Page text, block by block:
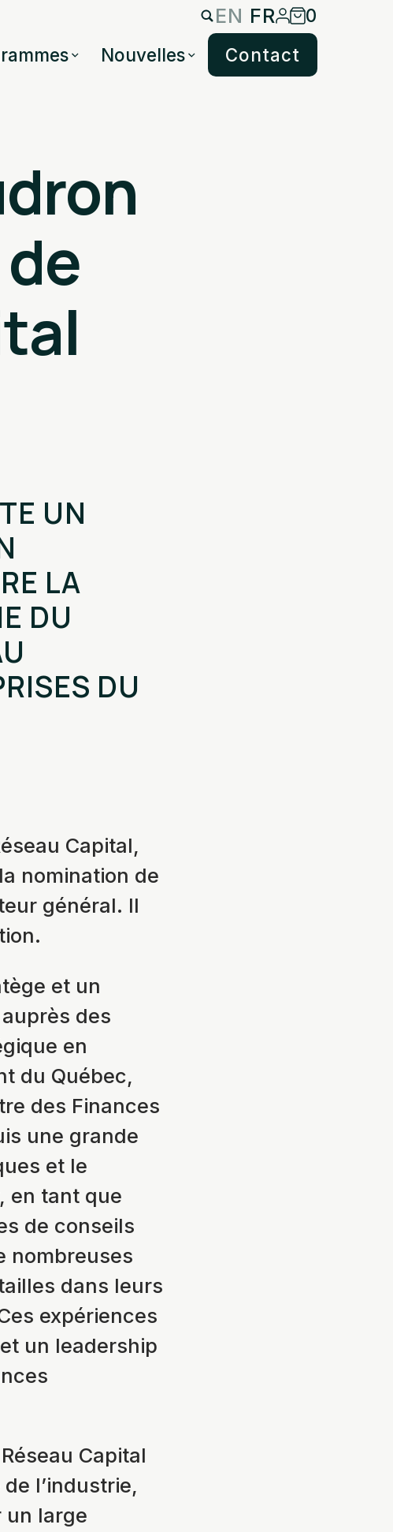
EN FR
0
Nouvelles Contact
UN
LA
DU
DU
Capital,
nomination de
général. Il
et un
des
en
du Québec,
des Finances
une grande
et le
en tant que
de conseils
nombreuses
dans leurs
expériences
un leadership
Capital
l’industrie,
un large